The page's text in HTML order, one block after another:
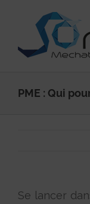
contenu
PME : Qui
Se lancer